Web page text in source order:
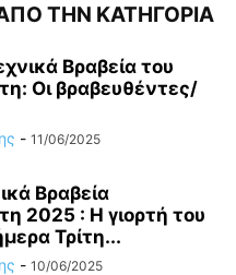
ΤΗΝ ΚΑΤΗΓΟΡΙΑ
Βραβεία του
Οι βραβευθέντες/
- 11/06/2025
Βραβεία
2025 : Η γιορτή του
Τρίτη...
- 10/06/2025